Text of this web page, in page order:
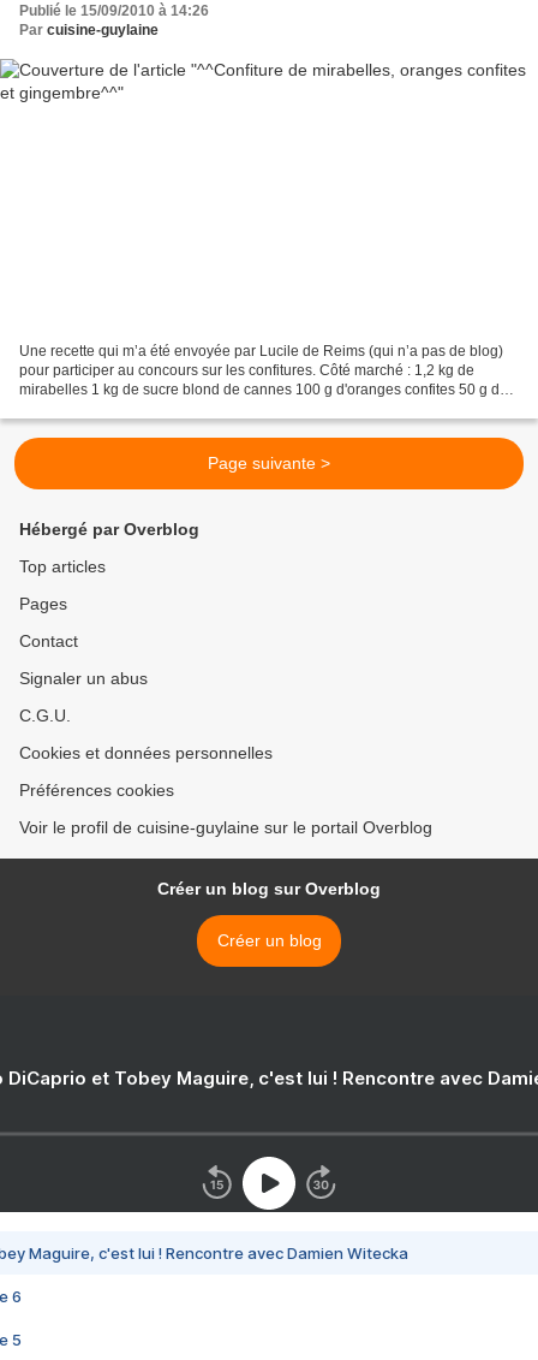
Publié le 15/09/2010 à 14:26
Par cuisine-guylaine
Une recette qui m’a été envoyée par Lucile de Reims (qui n’a pas de blog)
pour participer au concours sur les confitures. Côté marché : 1,2 kg de
mirabelles 1 kg de sucre blond de cannes 100 g d'oranges confites 50 g de
Page suivante >
Hébergé par Overblog
Top articles
Pages
Contact
Signaler un abus
C.G.U.
Cookies et données personnelles
Préférences cookies
Voir le profil de cuisine-guylaine sur le portail Overblog
Créer un blog sur Overblog
Créer un blog
DiCaprio et Tobey Maguire, c'est lui ! Rencontre avec
Maguire, c'est lui ! Rencontre avec Damien Witecka
6
5